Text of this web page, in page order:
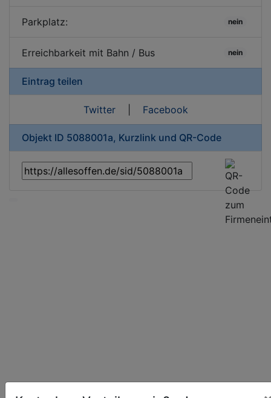
Parkplatz: nein
Erreichbarkeit mit Bahn / Bus nein
Eintrag teilen
Twitter| Facebook
Objekt ID 5088001a, Kurzlink und QR-Code